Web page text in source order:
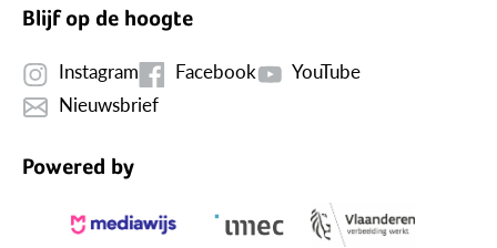
Blijf op de hoogte
Instagram Facebook
YouTube
Nieuwsbrief
Powered by